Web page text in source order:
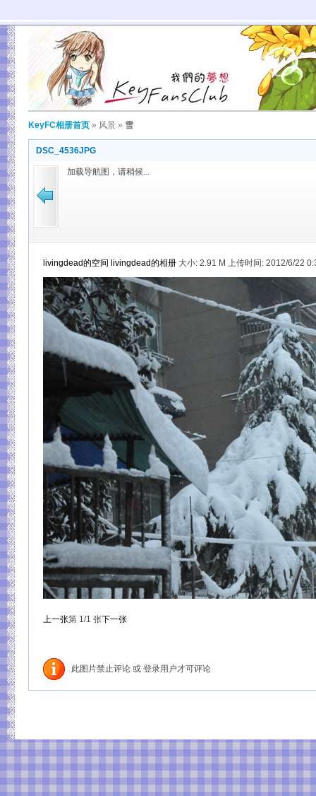
KeyFC相册首页 » 风景 » 雪
DSC_4536JPG
加载导航图，请稍候...
livingdead的空间 livingdead的相册 大小: 2.91 M 上传时间: 2012/6/22
上一张第 1/1 张下一张
此图片禁止评论 或 登录用户才可评论